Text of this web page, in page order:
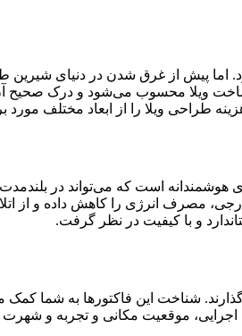
اما پیش از غرق شدن در دنیای
ویلا محسوب می‌شود و درک صحیح
طراحی ویلا را از ابعاد مختلف مورد
هوشمندانه است که می‌تواند در
مصرف انرژی را کاهش داده و از
و با کیفیت در نظر گرفت.
شناخت این فاکتورها به شما
اجرایی، موقعیت مکانی و تجربه و